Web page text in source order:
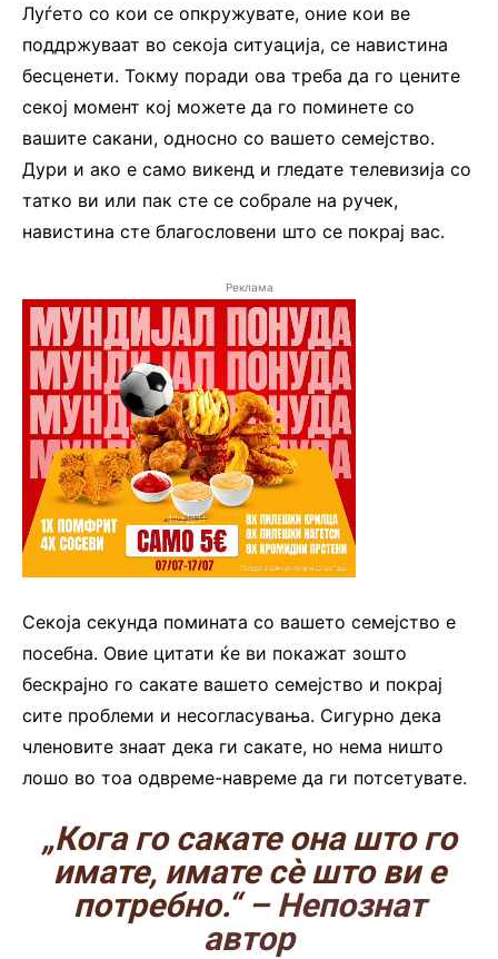
Луѓето со кои се опкружувате, оние кои ве
поддржуваат во секоја ситуација, се навистина
бесценети. Токму поради ова треба да го цените
секој момент кој можете да го поминете со
вашите сакани, односно со вашето семејство.
Дури и ако е само викенд и гледате телевизија со
татко ви или пак сте се собрале на ручек,
навистина сте благословени што се покрај вас.
Реклама
Секоја секунда помината со вашето семејство е
посебна. Овие цитати ќе ви покажат зошто
бескрајно го сакате вашето семејство и покрај
сите проблеми и несогласувања. Сигурно дека
членовите знаат дека ги сакате, но нема ништо
лошо во тоа одвреме-навреме да ги потсетувате.
„Кога го сакате она што го
имате, имате сè што ви е
потребно.“– Непознат
автор